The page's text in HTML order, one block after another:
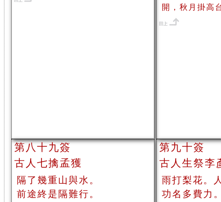
開，秋月掛高
第八十九簽
古人七擒孟獲
隔了幾重山與水。
前途終是隔難行。
第九十簽
古人生祭李
雨打梨花。
功名多費力